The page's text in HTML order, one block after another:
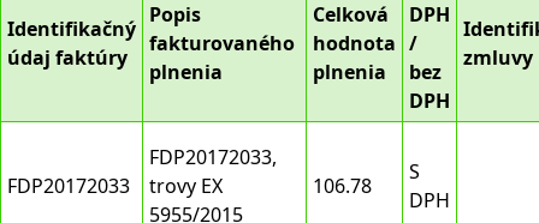
Identifikačný
údaj faktúry
Popis
fakturovaného
plnenia
Celková
hodnota
plnenia
DPH
/
bez
DPH
zmluvy
FDP20172033
FDP20172033,
trovy EX
5955/2015
106.78
S
DPH